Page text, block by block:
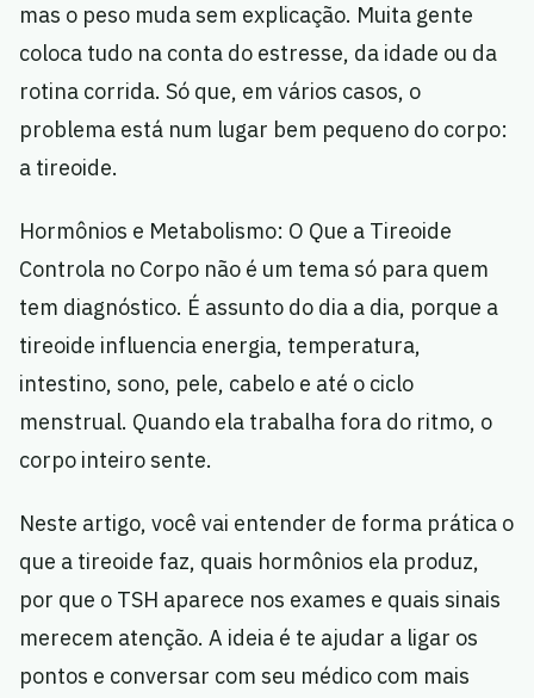
mas o peso muda sem explicação. Muita gente
coloca tudo na conta do estresse, da idade ou da
rotina corrida. Só que, em vários casos, o
problema está num lugar bem pequeno do corpo:
a tireoide.
Hormônios e Metabolismo: O Que a Tireoide
Controla no Corpo não é um tema só para quem
tem diagnóstico. É assunto do dia a dia, porque a
tireoide influencia energia, temperatura,
intestino, sono, pele, cabelo e até o ciclo
menstrual. Quando ela trabalha fora do ritmo, o
corpo inteiro sente.
Neste artigo, você vai entender de forma prática o
que a tireoide faz, quais hormônios ela produz,
por que o TSH aparece nos exames e quais sinais
merecem atenção. A ideia é te ajudar a ligar os
pontos e conversar com seu médico com mais